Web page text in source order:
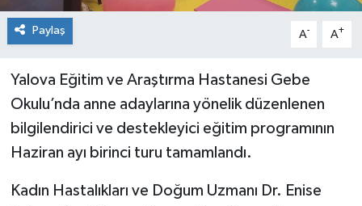
Paylaş A- A+
Yalova Eğitim ve Araştırma Hastanesi Gebe
Okulu’nda anne adaylarına yönelik düzenlenen
bilgilendirici ve destekleyici eğitim programının
Haziran ayı birinci turu tamamlandı.
Kadın Hastalıkları ve Doğum Uzmanı Dr. Enise